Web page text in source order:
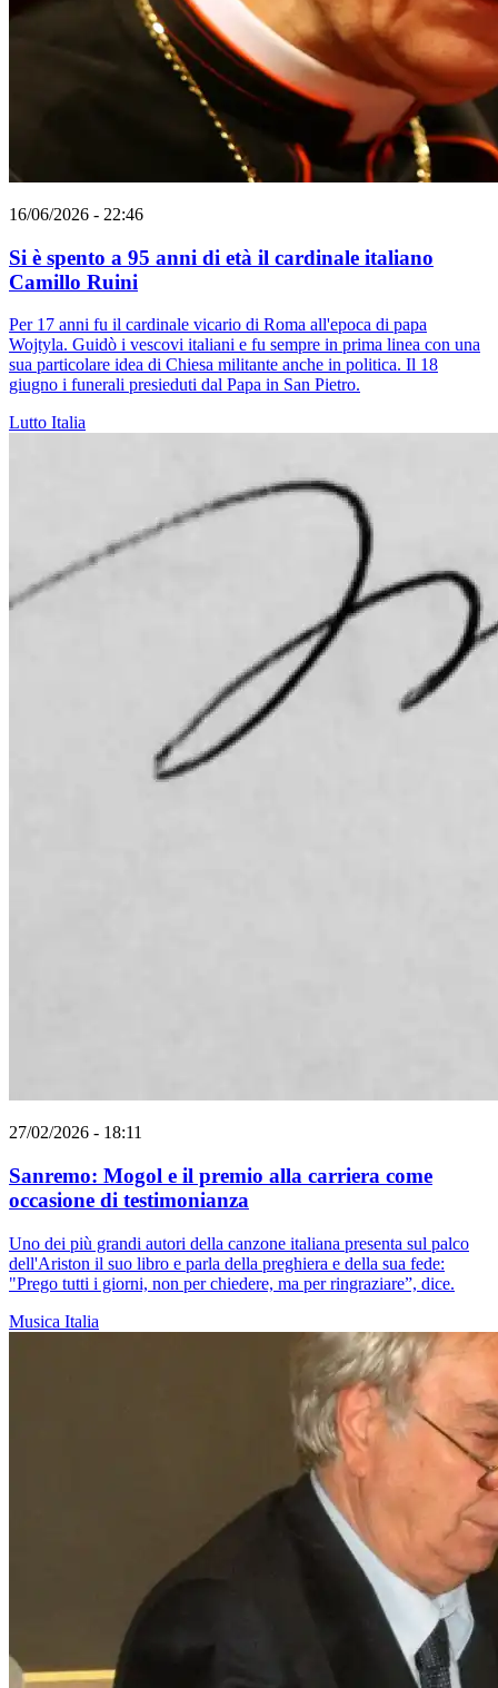
16/06/2026 - 22:46
Si è spento a 95 anni di età il cardinale italiano
Camillo Ruini
Per 17 anni fu il cardinale vicario di Roma all'epoca di papa
Wojtyla. Guidò i vescovi italiani e fu sempre in prima linea con una
sua particolare idea di Chiesa militante anche in politica. Il 18
giugno i funerali presieduti dal Papa in San Pietro.
Lutto Italia
27/02/2026 - 18:11
Sanremo: Mogol e il premio alla carriera come
occasione di testimonianza
Uno dei più grandi autori della canzone italiana presenta sul palco
dell'Ariston il suo libro e parla della preghiera e della sua fede:
"Prego tutti i giorni, non per chiedere, ma per ringraziare”, dice.
Musica Italia